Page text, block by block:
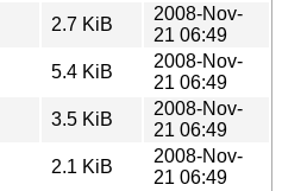
2.7 KiB
2008-Nov-
21 06:49
5.4 KiB
2008-Nov-
21 06:49
3.5 KiB
2008-Nov-
21 06:49
2.1 KiB
2008-Nov-
21 06:49